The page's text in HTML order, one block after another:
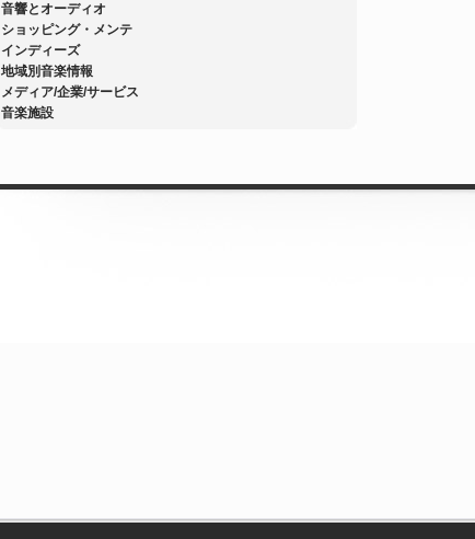
音響とオーディオ
ショッピング・メンテ
インディーズ
地域別音楽情報
メディア/企業/サービス
音楽施設